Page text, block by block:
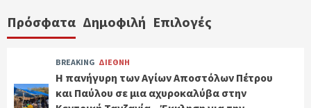
Πρόσφατα Δημοφιλή Επιλογές
BREAKING ΔΙΕΘΝΗ
Η πανήγυρη των Αγίων Αποστόλων Πέτρου
και Παύλου σε μια αχυροκαλύβα στην